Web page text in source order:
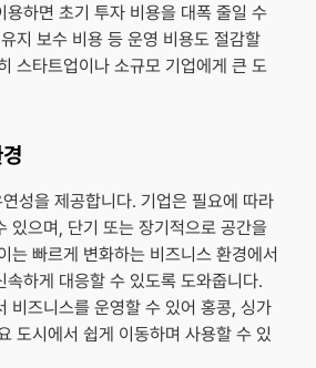
용하면 초기 투자 비용을 대폭 줄일 수
지 보수 비용 등 운영 비용도 절감할
스타트업이나 소규모 기업에게 큰 도
성을 제공합니다. 기업은 필요에 따라
있으며, 단기 또는 장기적으로 공간을
는 빠르게 변화하는 비즈니스 환경에서
속하게 대응할 수 있도록 도와줍니다.
비즈니스를 운영할 수 있어 홍콩, 싱가
도시에서 쉽게 이동하며 사용할 수 있